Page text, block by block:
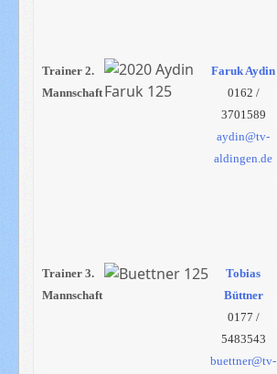
Trainer 2.
Mannschaft
Faruk Aydin
0162 /
3701589
aydin@tv-
aldingen.de
Trainer 3.
Mannschaft
Tobias
Büttner
0177 /
5483543
buettner@tv-